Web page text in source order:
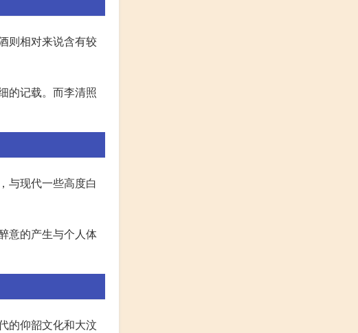
则相对来说含有较
的记载。而李清照
与现代一些高度白
意的产生与个人体
的仰韶文化和大汶